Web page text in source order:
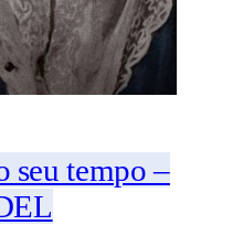
seu tempo –